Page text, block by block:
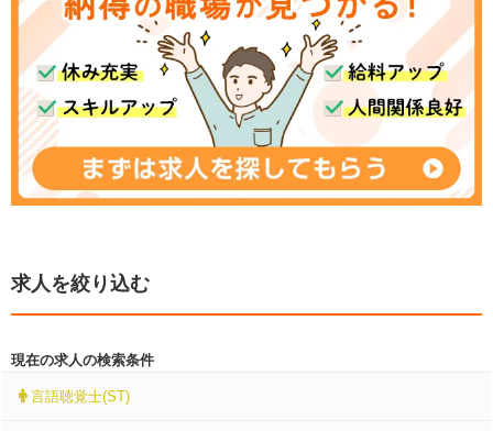
求人を絞り込む
現在の求人の検索条件
言語聴覚士(ST)